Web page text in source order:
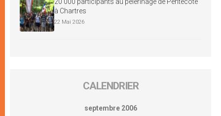
à Chartres
22 Mai 2026
CALENDRIER
septembre 2006